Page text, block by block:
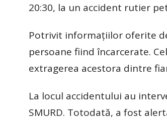
20:30, la un accident rutier
Potrivit informațiilor oferite
persoane fiind încarcerate.
extragerea acestora dintre
La locul accidentului au
SMURD. Totodată, a fost